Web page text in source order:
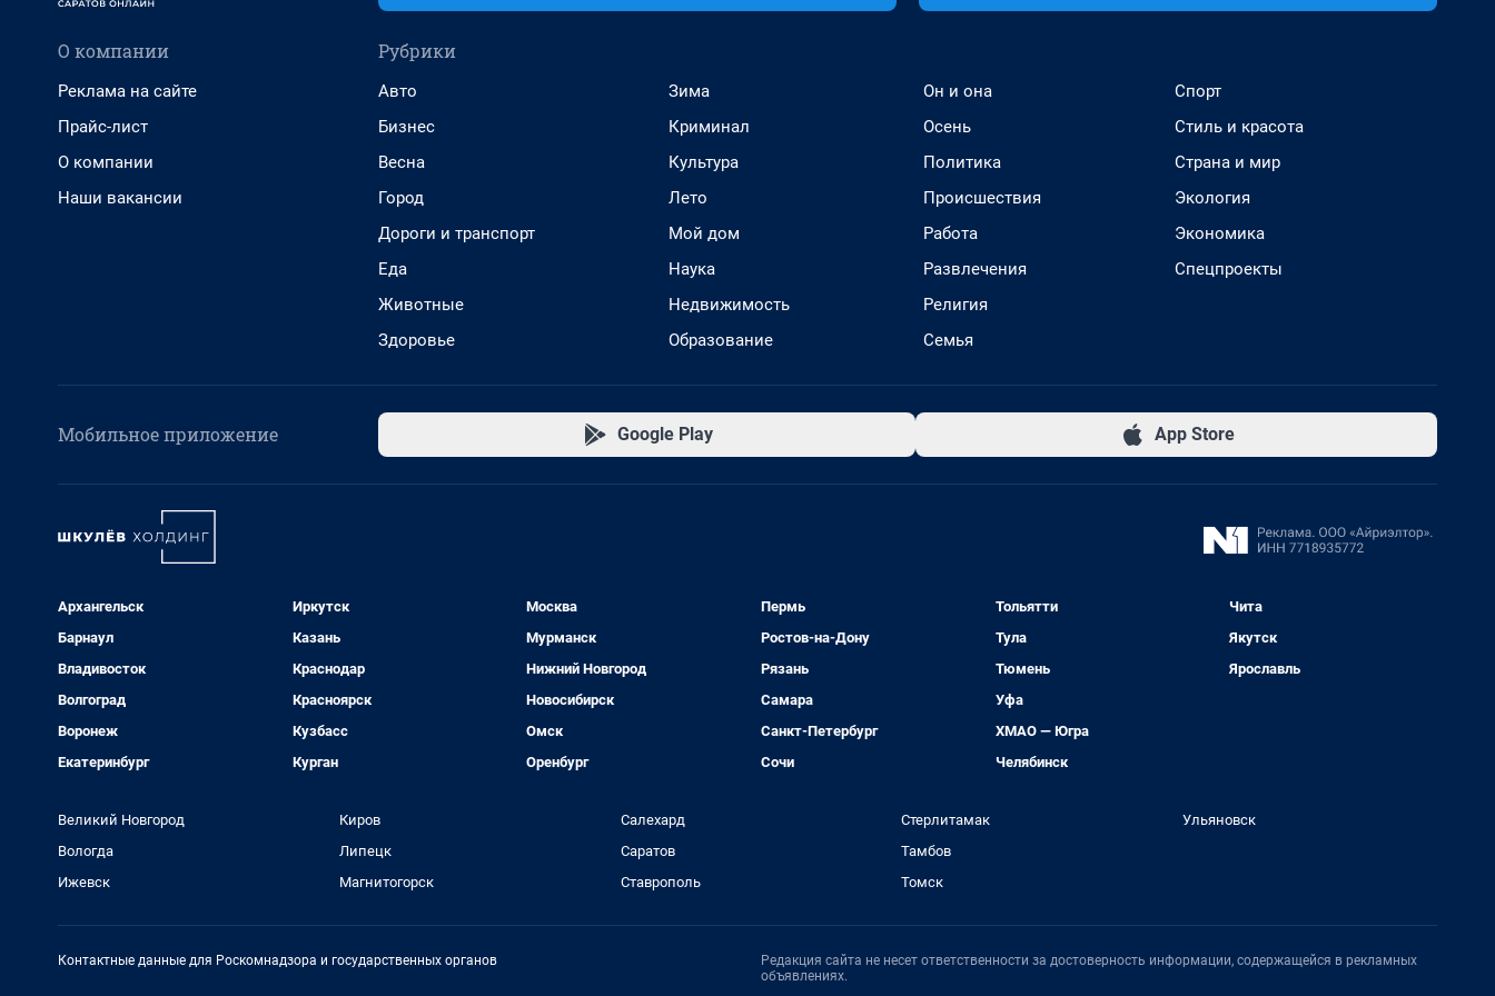
О компании
Реклама на сайте
Прайс-лист
О компании
Наши вакансии
Рубрики
Авто
Бизнес
Весна
Город
Дороги и транспорт
Еда
Животные
Здоровье
Зима
Криминал
Культура
Лето
Мой дом
Наука
Недвижимость
Образование
Он и она
Осень
Политика
Происшествия
Работа
Развлечения
Религия
Семья
Спорт
Стиль и красота
Страна и мир
Экология
Экономика
Спецпроекты
Мобильное приложение Google Play App Store
Архангельск
Барнаул
Владивосток
Волгоград
Воронеж
Екатеринбург
Иркутск
Казань
Краснодар
Красноярск
Кузбасс
Курган
Москва
Мурманск
Нижний Новгород
Новосибирск
Омск
Оренбург
Пермь
Ростов-на-Дону
Рязань
Самара
Санкт-Петербург
Сочи
Тольятти
Тула
Тюмень
Уфа
ХМАО — Югра
Челябинск
Чита
Якутск
Ярославль
Великий Новгород
Вологда
Ижевск
Киров
Липецк
Магнитогорск
Салехард
Саратов
Ставрополь
Стерлитамак
Тамбов
Томск
Ульяновск
Контактные данные для Роскомнадзора и государственных органов
Редакция сайта не несет ответственности за достоверность информации, содержащейся в рекламных
объявлениях.